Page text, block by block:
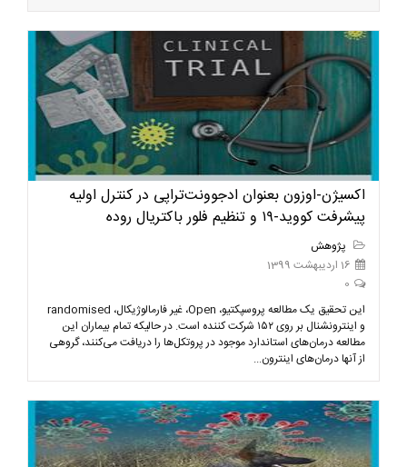
اکسیژن-اوزون بعنوان ادجوونت‌تراپی در کنترل اولیه
پیشرفت کووید-۱۹ و تنظیم فلور باکتریال روده
پژوهش
16 اردیبهشت 1399
0
این تحقیق یک مطالعه پروسپکتیو، Open، غیر فارمالوژیکال، randomised
و اینترونشنال بر روی ۱۵۲ شرکت کننده است. در حالیکه تمام بیماران این
مطالعه درمان‌های استاندارد موجود در پروتکل‌ها را دریافت می‌کنند، گروهی
از آنها درمان‌های اینترون...